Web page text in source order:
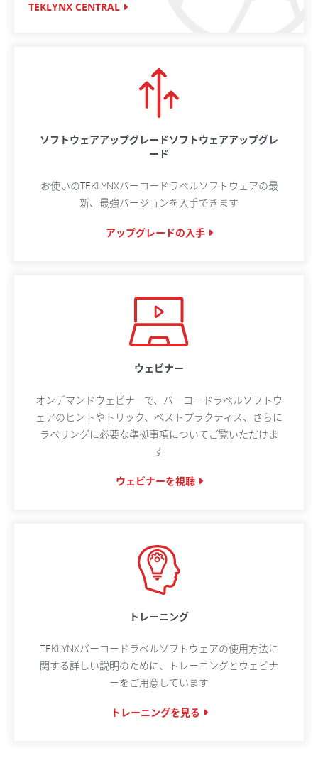
TEKLYNX CENTRAL
ソフトウェアアップグレードソフトウェアアップグレ
ード
お使いのTEKLYNXバーコードラベルソフトウェアの最
新、最強バージョンを入手できます
アップグレードの入手
ウェビナー
オンデマンドウェビナーで、バーコードラベルソフトウ
ェアのヒントやトリック、ベストプラクティス、さらに
ラベリングに必要な準拠事項についてご覧いただけま
す
ウェビナーを視聴
トレーニング
TEKLYNXバーコードラベルソフトウェアの使用方法に
関する詳しい説明のために、トレーニングとウェビナ
ーをご用意しています
トレーニングを見る